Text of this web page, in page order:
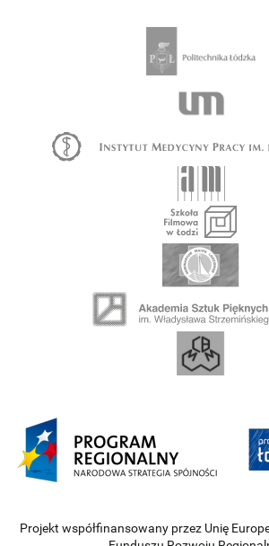
Projekt współfinansowany przez Unię